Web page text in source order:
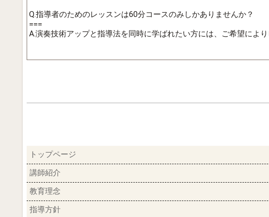
Q.指導者のためのレッスンは60分コースのみしかありませんか？
===
A.演奏技術アップと指導法を同時に学ばれたい方には、ご希望によ
トップページ
講師紹介
教育理念
指導方針